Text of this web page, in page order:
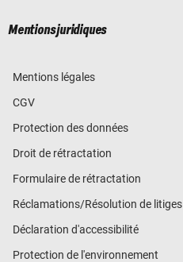
Mentions juridiques
Mentions légales
CGV
Protection des données
Droit de rétractation
Formulaire de rétractation
Réclamations/Résolution de litiges
Déclaration d'accessibilité
Protection de l'environnement